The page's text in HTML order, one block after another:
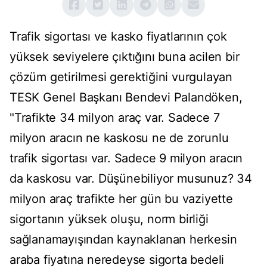
Trafik sigortası ve kasko fiyatlarının çok
yüksek seviyelere çıktığını buna acilen bir
çözüm getirilmesi gerektiğini vurgulayan
TESK Genel Başkanı Bendevi Palandöken,
"Trafikte 34 milyon araç var. Sadece 7
milyon aracın ne kaskosu ne de zorunlu
trafik sigortası var. Sadece 9 milyon aracın
da kaskosu var. Düşünebiliyor musunuz? 34
milyon araç trafikte her gün bu vaziyette
sigortanın yüksek oluşu, norm birliği
sağlanamayışından kaynaklanan herkesin
araba fiyatına neredeyse sigorta bedeli